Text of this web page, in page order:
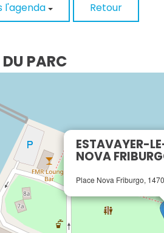
l'agenda Retour
PARC
ESTAVAYER-
NOVA
Place Nova Friburgo,